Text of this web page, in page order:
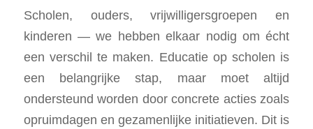
Scholen, ouders, vrijwilligersgroepen en
kinderen — we hebben elkaar nodig om écht
een verschil te maken. Educatie op scholen is
een belangrijke stap, maar moet altijd
ondersteund worden door concrete acties zoals
opruimdagen en gezamenlijke initiatieven. Dit is